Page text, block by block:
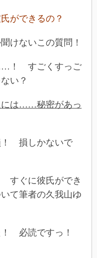
ができるの？
けないこの質問！
！ すごくすっご
い？
には……秘密があっ
！ 損しかないで
すぐに彼氏ができ
て筆者の久我山ゆ
必読ですっ！